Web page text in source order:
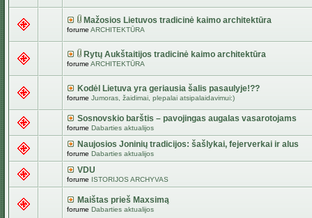
Mažosios Lietuvos tradicinė kaimo architektūra
forume ARCHITEKTŪRA
Rytų Aukštaitijos tradicinė kaimo architektūra
forume ARCHITEKTŪRA
Kodėl Lietuva yra geriausia šalis pasaulyje!??
forume Jumoras, žaidimai, plepalai atsipalaidavimui:)
Sosnovskio barštis – pavojingas augalas vasarotojams
forume Dabarties aktualijos
Naujosios Joninių tradicijos: šašlykai, fejerverkai ir alus
forume Dabarties aktualijos
VDU
forume ISTORIJOS ARCHYVAS
Maištas prieš Maxsimą
forume Dabarties aktualijos